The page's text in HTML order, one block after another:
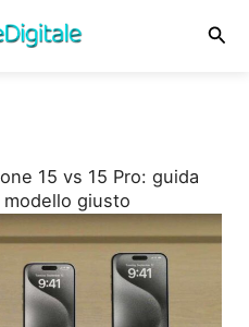
15 vs 15 Pro: guida
giusto